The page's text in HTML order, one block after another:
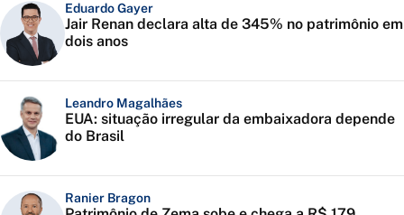
Eduardo Gayer
Jair Renan declara alta de 345% no patrimônio em
dois anos
Leandro Magalhães
EUA: situação irregular da embaixadora depende
do Brasil
Ranier Bragon